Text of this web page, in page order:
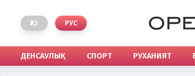
ҚАЗ РУС
ДЕНСАУЛЫҚ СПОРТ РУХАНИЯТ